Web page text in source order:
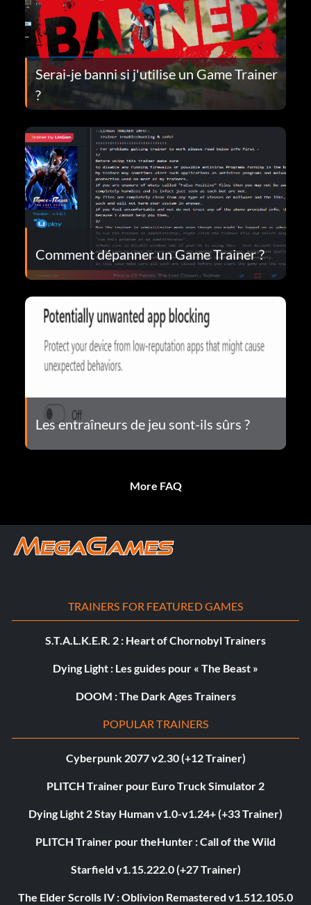
Serai-je banni si j'utilise un Game Trainer
?
Comment dépanner un Game Trainer ?
Les entraîneurs de jeu sont-ils sûrs ?
More FAQ
TRAINERS FOR FEATURED GAMES
S.T.A.L.K.E.R. 2 : Heart of Chornobyl Trainers
Dying Light : Les guides pour « The Beast »
DOOM : The Dark Ages Trainers
POPULAR TRAINERS
Cyberpunk 2077 v2.30 (+12 Trainer)
PLITCH Trainer pour Euro Truck Simulator 2
Dying Light 2 Stay Human v1.0-v1.24+ (+33 Trainer)
PLITCH Trainer pour theHunter : Call of the Wild
Starfield v1.15.222.0 (+27 Trainer)
The Elder Scrolls IV : Oblivion Remastered v1.512.105.0